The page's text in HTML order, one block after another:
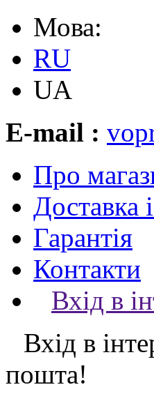
Мова:
RU
UA
E-mail :
Про
Доставка
Гарантія
Контакти
Вхід в
Вхід в
пошта!